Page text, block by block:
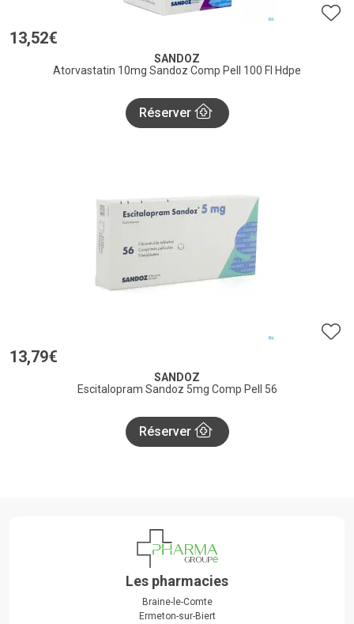
13,52€
SANDOZ
Atorvastatin 10mg Sandoz Comp Pell 100 Fl Hdpe
Réserver
13,79€
SANDOZ
Escitalopram Sandoz 5mg Comp Pell 56
Réserver
Les pharmacies
Braine-le-Comte
Ermeton-sur-Biert